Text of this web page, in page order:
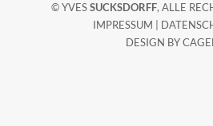
© YVESSUCKSDORFF, ALLE
IMPRESSUM
DESIGN BY